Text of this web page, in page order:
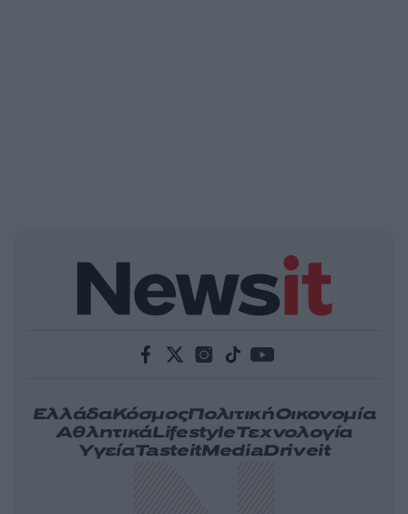
ΕλλάδαΚόσμοςΠολιτικήΟικονομία
ΑθλητικάLifestyleΤεχνολογία
ΥγείαTasteitMediaDriveit